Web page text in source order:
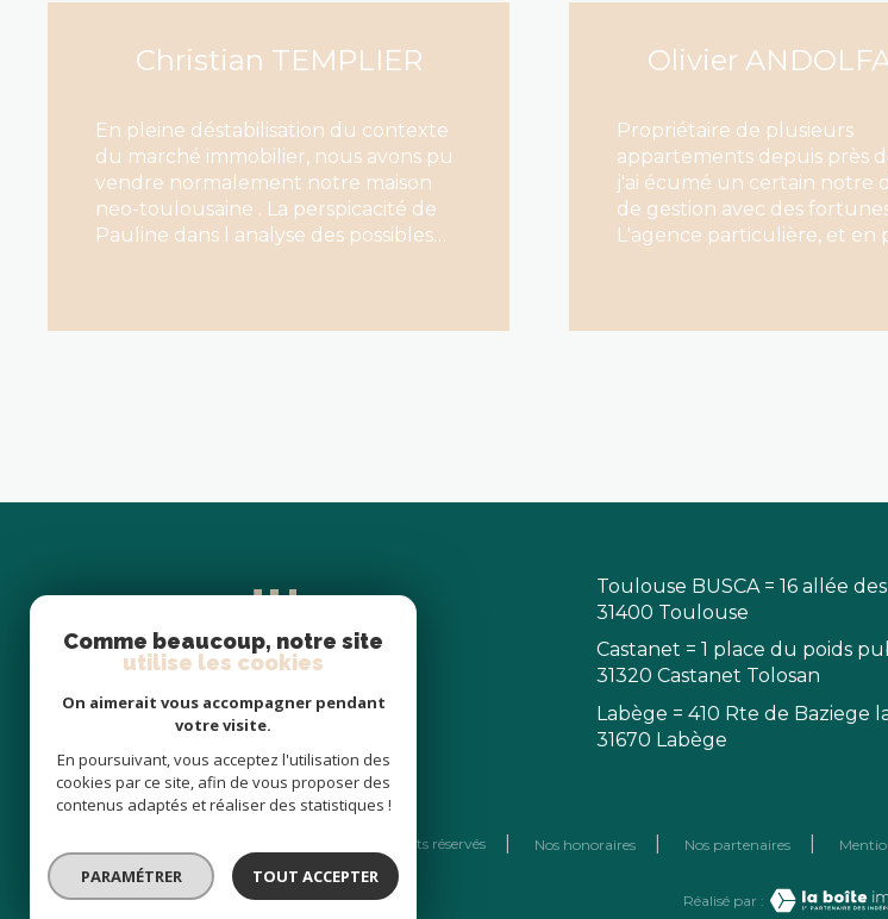
Christian TEMPLIER
En pleine déstabilisation du contexte
du marché immobilier, nous avons pu
vendre normalement notre maison
neo-toulousaine . La perspicacité de
Pauline dans l analyse des possibles
Olivier
Propriétaire de plusieurs
appartements depuis près
j'ai écumé un certain notre
de gestion avec des
L'agence particulière, et en
Toulouse BUSCA = 16 allée
31400 Toulouse
Castanet = 1 place du poids
31320 Castanet Tolosan
Labège = 410 Rte de Baziege
31670 Labège
© 2026 | Tous droits réservés Nos honoraires Nos partenaires
Réalisé par :
Comme beaucoup, notre site
utilise les cookies
On aimerait vous accompagner pendant
votre visite.
En poursuivant, vous acceptez l'utilisation des
cookies par ce site, afin de vous proposer des
contenus adaptés et réaliser des statistiques !
PARAMÉTRER TOUT ACCEPTER